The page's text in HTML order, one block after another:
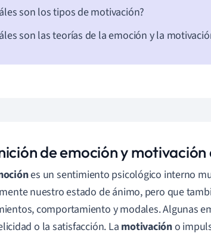
son los tipos de motivación?
son las teorías de la emoción y la
de emoción y motivación
es un sentimiento psicológico interno
nuestro estado de ánimo, pero que
comportamiento y modales. Algunas
o la satisfacción. La motivacióno